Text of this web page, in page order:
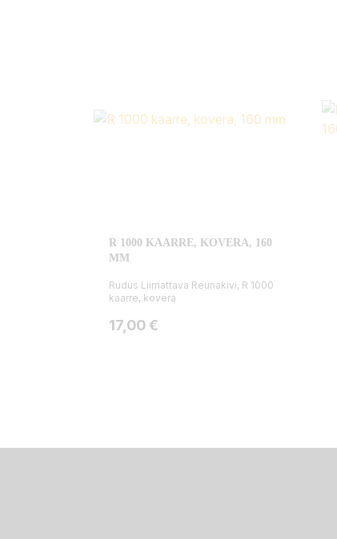
R 1000 KAARRE, KOVERA, 160
MM
Rudus Liimattava Reunakivi, R 1000
kaarre, kovera
Hinta
17,00 €